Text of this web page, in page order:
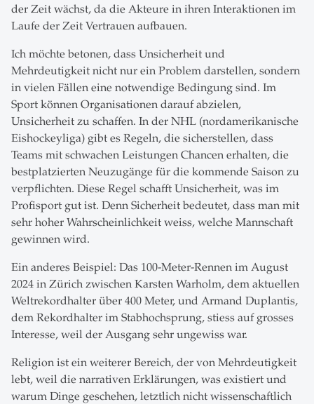
der Zeit wächst, da die Akteure in ihren Interaktionen im
Laufe der Zeit Vertrauen aufbauen.
Ich möchte betonen, dass Unsicherheit und
Mehrdeutigkeit nicht nur ein Problem darstellen, sondern
in vielen Fällen eine notwendige Bedingung sind. Im
Sport können Organisationen darauf abzielen,
Unsicherheit zu schaffen. In der NHL (nordamerikanische
Eishockeyliga) gibt es Regeln, die sicherstellen, dass
Teams mit schwachen Leistungen Chancen erhalten, die
bestplatzierten Neuzugänge für die kommende Saison zu
verpflichten. Diese Regel schafft Unsicherheit, was im
Profisport gut ist. Denn Sicherheit bedeutet, dass man mit
sehr hoher Wahrscheinlichkeit weiss, welche Mannschaft
gewinnen wird.
Ein anderes Beispiel: Das 100-Meter-Rennen im August
2024 in Zürich zwischen Karsten Warholm, dem aktuellen
Weltrekordhalter über 400 Meter, und Armand Duplantis,
dem Rekordhalter im Stabhochsprung, stiess auf grosses
Interesse, weil der Ausgang sehr ungewiss war.
Religion ist ein weiterer Bereich, der von Mehrdeutigkeit
lebt, weil die narrativen Erklärungen, was existiert und
warum Dinge geschehen, letztlich nicht wissenschaftlich